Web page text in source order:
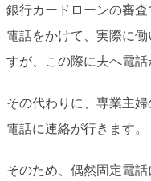
銀行カードローンの審
電話をかけて、実際に
すが、この際に夫へ電話
その代わりに、専業主
電話に連絡が行きます。
そのため、偶然固定電